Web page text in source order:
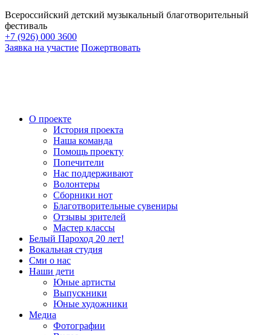
Всероссийский детский музыкальный благотворительный
фестиваль
+7 (926) 000 3600
Заявка на участие Пожертвовать
О проекте
История проекта
Наша команда
Помощь проекту
Попечители
Нас поддерживают
Волонтеры
Сборники нот
Благотворительные сувениры
Отзывы зрителей
Мастер классы
Белый Пароход 20 лет!
Вокальная студия
Сми о нас
Наши дети
Юные артисты
Выпускники
Юные художники
Медиа
Фотографии